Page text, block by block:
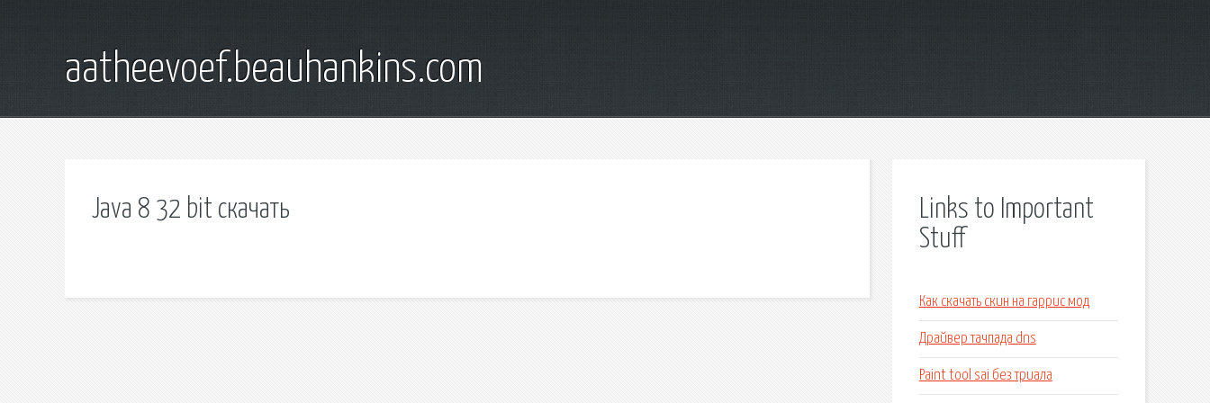
aatheevoef.beauhankins.com
Java 8 32 bit скачать
Links to Important
Stuff
Как скачать скин на гаррис мод
Драйвер тачпада dns
Paint tool sai без триала